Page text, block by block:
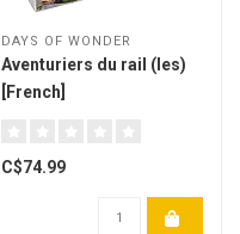
DAYS OF WONDER
Aventuriers du rail (les)
[French]
C$74.99